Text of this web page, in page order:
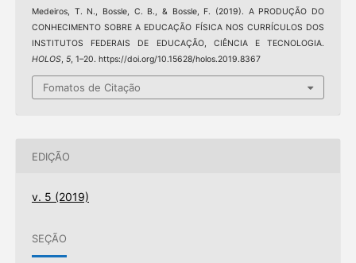
Medeiros, T. N., Bossle, C. B., & Bossle, F. (2019). A PRODUÇÃO DO
CONHECIMENTO SOBRE A EDUCAÇÃO FÍSICA NOS CURRÍCULOS DOS
INSTITUTOS FEDERAIS DE EDUCAÇÃO, CIÊNCIA E TECNOLOGIA.
HOLOS, 5, 1–20. https://doi.org/10.15628/holos.2019.8367
Fomatos de Citação
EDIÇÃO
v. 5 (2019)
SEÇÃO